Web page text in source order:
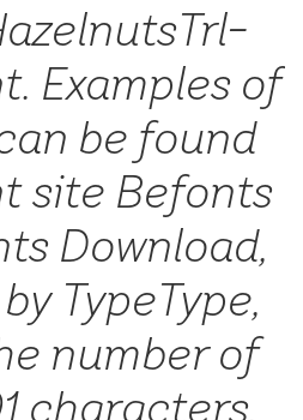
Examples of
be found
site Befonts
Download,
TypeType,
number of
characters.